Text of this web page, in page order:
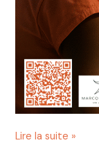
Lire la suite »